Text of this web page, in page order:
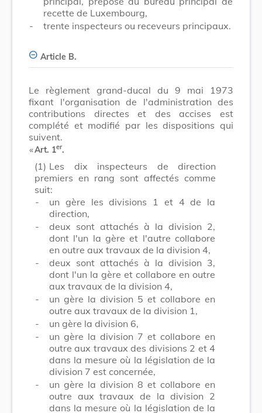
recette de Luxembourg,
-
trente inspecteurs ou receveurs principaux.
Article B.
Le règlement grand-ducal du 9 mai 1973
fixant l'organisation de l'administration des
contributions directes et des accises est
complété et modifié par les dispositions qui
suivent.
​ «Art. 1er.
(1) Les dix inspecteurs de direction
premiers en rang sont affectés comme
suit:
-
un gère les divisions 1 et 4 de la
direction,
-
deux sont attachés à la division 2,
dont l'un la gère et l'autre collabore
en outre aux travaux de la division 4,
-
deux sont attachés à la division 3,
dont l'un la gère et collabore en outre
aux travaux de la division 4,
-
un gère la division 5 et collabore en
outre aux travaux de la division 1,
-
un gère la division 6,
-
un gère la division 7 et collabore en
outre aux travaux des divisions 2 et 4
dans la mesure où la législation de la
division 7 est concernée,
-
un gère la division 8 et collabore en
outre aux travaux de la division 2
dans la mesure où la législation de la